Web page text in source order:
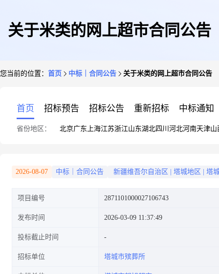
关于米类的网上超市合同公告
您当前的位置： 首页 中标｜合同公告 关于米类的网上超市合同公告
首页 招标预告 招标公告 重新招标 中标通知
省份地区： 北京广东 上海江苏浙江山东湖北四川 河北河南天津山
2026-08-07 中标｜合同公告 新疆维吾尔自治区 塔城地区 塔
项目编号 2871101000027106743
发布时间 2026-03-09 11:37:49
投标截止时间
招标单位 塔城市殡葬所